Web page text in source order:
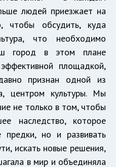
людей приезжает на
чтобы обсудить, куда
что необходимо
город в этом плане
площадкой,
признан одной из
центром культуры. Мы
не только в том, чтобы
наследство, которое
но и развивать
искать новые решения,
в мир и объединяла